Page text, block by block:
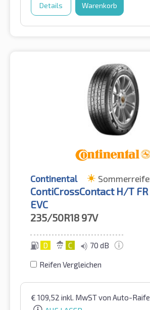
Details Warenkorb
Continental
ContiCrossContact H/T FR
EVC
235/50R18 97V
D C 70 dB
Reifen Vergleichen
€ 109,52 inkl. MwSTvon Auto-